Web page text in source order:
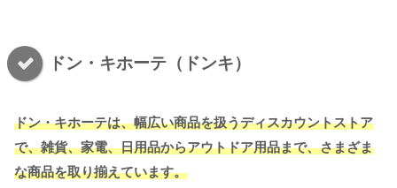
ドン・キホーテ（ドンキ）
ドン・キホーテは、幅広い商品を扱うディスカウントストア
で、雑貨、家電、日用品からアウトドア用品まで、さまざま
な商品を取り揃えています。